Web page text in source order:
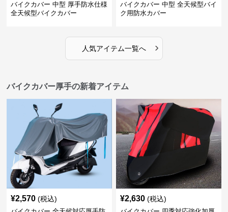
バイクカバー 中型 厚手防水仕様
全天候型バイクカバー
バイクカバー 中型 全天候型バイ
ク用防水カバー
人気アイテム一覧へ ›
バイクカバー厚手の新着アイテム
¥2,570 (税込) ¥2,630 (税込)